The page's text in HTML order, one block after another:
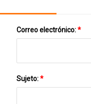
Correo electrónico:*
Sujeto:*